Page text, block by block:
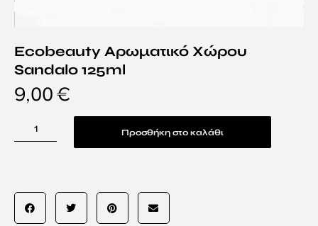
Ecobeauty Αρωματικό Χώρου
Sandalo 125ml
9,00€
Προσθήκη στο καλάθι